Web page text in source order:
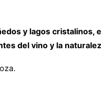
y lagos cristalinos,
del vino y la